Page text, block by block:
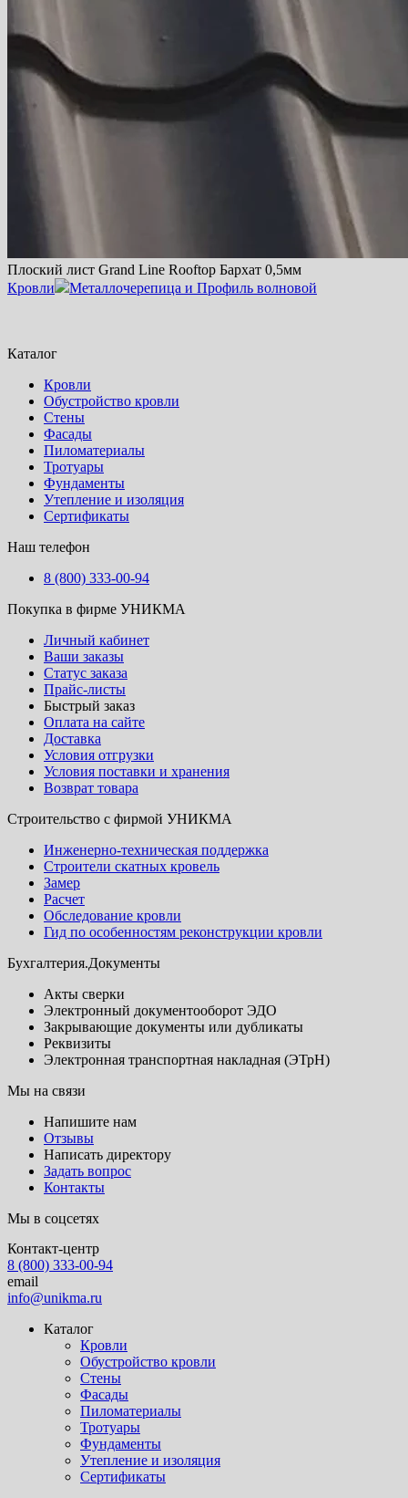
Плоский лист Grand Line Rooftop Бархат 0,5мм
Кровли
Металлочерепица и Профиль волновой
Каталог
Кровли
Обустройство кровли
Стены
Фасады
Пиломатериалы
Тротуары
Фундаменты
Утепление и изоляция
Сертификаты
Наш телефон
8 (800) 333-00-94
Покупка в фирме УНИКМА
Личный кабинет
Ваши заказы
Статус заказа
Прайс-листы
Быстрый заказ
Оплата на сайте
Доставка
Условия отгрузки
Условия поставки и хранения
Возврат товара
Строительство с фирмой УНИКМА
Инженерно-техническая поддержка
Строители скатных кровель
Замер
Расчет
Обследование кровли
Гид по особенностям реконструкции кровли
Бухгалтерия.Документы
Акты сверки
Электронный документооборот ЭДО
Закрывающие документы или дубликаты
Реквизиты
Электронная транспортная накладная (ЭТрН)
Мы на связи
Напишите нам
Отзывы
Написать директору
Задать вопрос
Контакты
Мы в соцсетях
Контакт-центр
8 (800) 333-00-94
email
info@unikma.ru
Каталог
Кровли
Обустройство кровли
Стены
Фасады
Пиломатериалы
Тротуары
Фундаменты
Утепление и изоляция
Сертификаты